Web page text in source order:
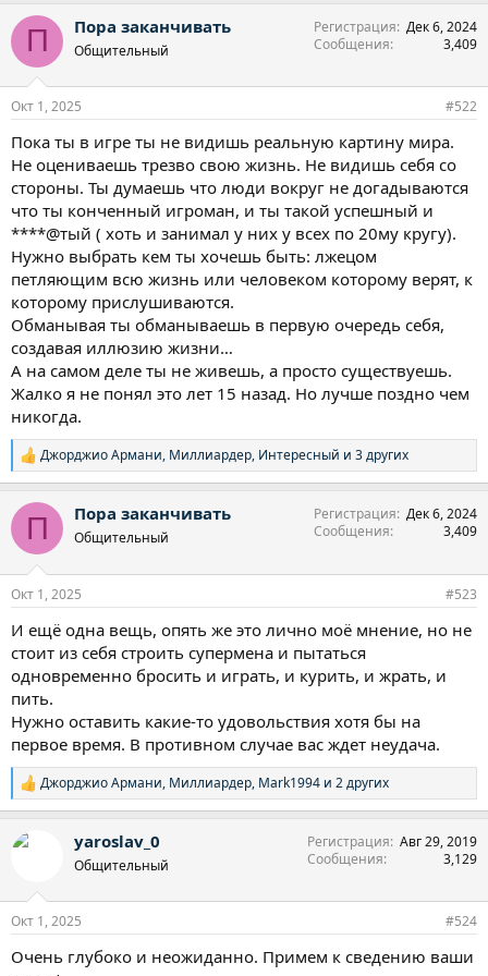
к
и
П Пора заканчивать
Общительный
Регистрация Дек 6, 2024
Сообщения
3,409
Окт 1, 2025 #522
Пока ты в игре ты не видишь реальную картину мира.
Не оцениваешь трезво свою жизнь. Не видишь себя со
стороны. Ты думаешь что люди вокруг не догадываются
что ты конченный игроман, и ты такой успешный и
****@тый ( хоть и занимал у них у всех по 20му кругу).
Нужно выбрать кем ты хочешь быть: лжецом
петляющим всю жизнь или человеком которому верят, к
которому прислушиваются.
Обманывая ты обманываешь в первую очередь себя,
создавая иллюзию жизни…
А на самом деле ты не живешь, а просто существуешь.
Жалко я не понял это лет 15 назад. Но лучше поздно чем
никогда.
Р
е
к
и
Джорджио Армани, Миллиардер, Интересный и 3 других
П Пора заканчивать
Общительный
Регистрация Дек 6, 2024
Сообщения
3,409
Окт 1, 2025 #523
И ещё одна вещь, опять же это лично моё мнение, но не
стоит из себя строить супермена и пытаться
одновременно бросить и играть, и курить, и жрать, и
пить.
Нужно оставить какие-то удовольствия хотя бы на
первое время. В противном случае вас ждет неудача.
Р
е
к
Джорджио Армани, Миллиардер, Mark1994 и 2 других
yaroslav_0
Общительный
Регистрация Авг 29, 2019
Сообщения
3,129
Окт 1, 2025 #524
Очень глубоко и неожиданно. Примем к сведению ваши